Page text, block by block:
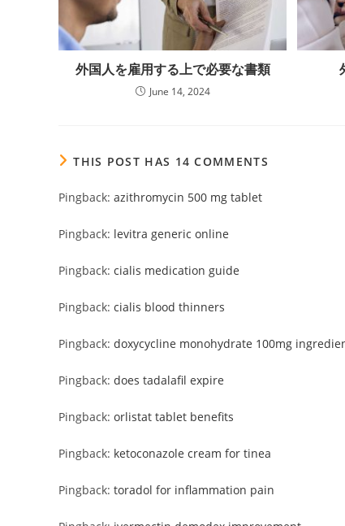
外国人を雇用する上で必要な書類
June 14, 2024
THIS POST HAS 14 COMMENTS
Pingback: azithromycin 500 mg tablet
Pingback: levitra generic online
Pingback: cialis medication guide
Pingback: cialis blood thinners
Pingback: doxycycline monohydrate 100mg
Pingback: does tadalafil expire
Pingback: orlistat tablet benefits
Pingback: ketoconazole cream for tinea
Pingback: toradol for inflammation pain